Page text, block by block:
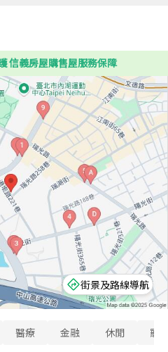
信義房屋購售屋服務保障
街景及路線導航
醫療 金融 休閒 寵